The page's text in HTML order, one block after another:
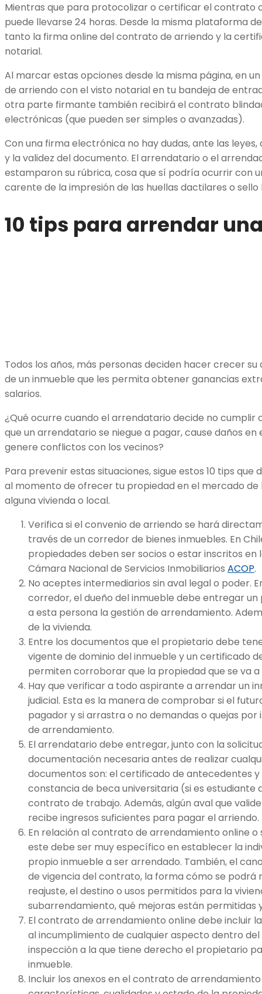
Mientras que para protocolizar o certificar el contrato
puede llevarse 24 horas. Desde la misma plataforma
tanto la firma online del contrato de arriendo y la
notarial.
Al marcar estas opciones desde la misma página, en
de arriendo con el visto notarial en tu bandeja de
otra parte firmante también recibirá el contrato
electrónicas (que pueden ser simples o avanzadas).
Con una firma electrónica no hay dudas, ante las
y la validez del documento. El arrendatario o el
estamparon su rúbrica, cosa que sí podría ocurrir con
carente de la impresión de las huellas dactilares o sello
10 tips para arrendar
Todos los años, más personas deciden hacer crecer
de un inmueble que les permita obtener ganancias
salarios.
¿Qué ocurre cuando el arrendatario decide no cumplir
que un arrendatario se niegue a pagar, cause daños en
genere conflictos con los vecinos?
Para prevenir estas situaciones, sigue estos 10 tips
al momento de ofrecer tu propiedad en el mercado de
alguna vivienda o local.
Verifica si el convenio de arriendo se hará
través de un corredor de bienes inmuebles. En
propiedades deben ser socios o estar inscritos
Cámara Nacional de Servicios Inmobiliarios ACOP.
No aceptes intermediarios sin aval legal o poder.
corredor, el dueño del inmueble debe entregar
a esta persona la gestión de arrendamiento.
de la vivienda.
Entre los documentos que el propietario debe
vigente de dominio del inmueble y un certificado
permiten corroborar que la propiedad que se va
Hay que verificar a todo aspirante a arrendar un
judicial. Esta es la manera de comprobar si el
pagador y si arrastra o no demandas o quejas
de arrendamiento.
El arrendatario debe entregar, junto con la
documentación necesaria antes de realizar
documentos son: el certificado de antecedentes
constancia de beca universitaria (si es estudiante
contrato de trabajo. Además, algún aval que
recibe ingresos suficientes para pagar el arriendo.
En relación al contrato de arrendamiento online
este debe ser muy específico en establecer la
propio inmueble a ser arrendado. También, el
de vigencia del contrato, la forma cómo se podrá
reajuste, el destino o usos permitidos para la
subarrendamiento, qué mejoras están permitidas
El contrato de arrendamiento online debe incluir
al incumplimiento de cualquier aspecto dentro
inspección a la que tiene derecho el propietario
inmueble.
Incluir los anexos en el contrato de